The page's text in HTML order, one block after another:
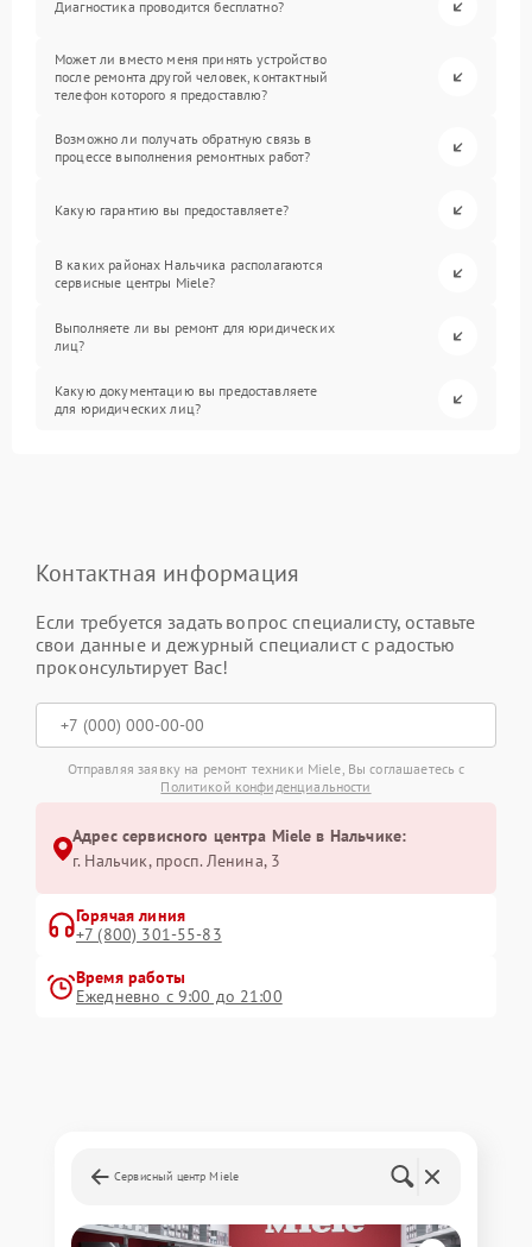
Диагностика проводится бесплатно?
Может ли вместо меня принять устройство
после ремонта другой человек, контактный
телефон которого я предоставлю?
Возможно ли получать обратную связь в
процессе выполнения ремонтных работ?
Какую гарантию вы предоставляете?
В каких районах Нальчика располагаются
сервисные центры Miele?
Выполняете ли вы ремонт для юридических
лиц?
Какую документацию вы предоставляете
для юридических лиц?
Контактная информация
Если требуется задать вопрос специалисту, оставьте
свои данные и дежурный специалист с радостью
проконсультирует Вас!
Отправляя заявку на ремонт техники Miele, Вы соглашаетесь с
Политикой конфиденциальности
Адрес сервисного центра Miele в Нальчике:
г. Нальчик, просп. Ленина, 3
Горячая линия
+7 (800) 301-55-83
Время работы
Ежедневно с 9:00 до 21:00
Сервисный центр Miele